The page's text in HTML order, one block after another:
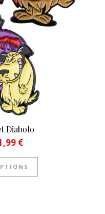
Diabolo
€Plage de prix : 9,95 € à